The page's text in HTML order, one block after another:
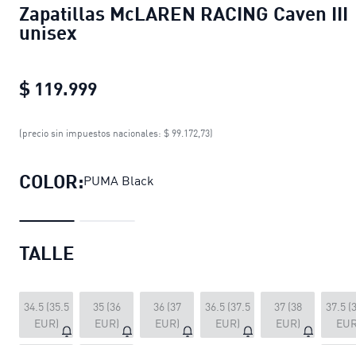
Zapatillas McLAREN RACING Caven III
unisex
$ 119.999
Zapatillas McLAREN RACING
(precio sin impuestos nacionales: $ 99.172,73)
COLOR:PUMA Black
TALLE
34.5 (35.5
EUR)
35 (36
EUR)
36 (37
EUR)
36.5 (37.5
EUR)
37 (38
EUR)
37.5